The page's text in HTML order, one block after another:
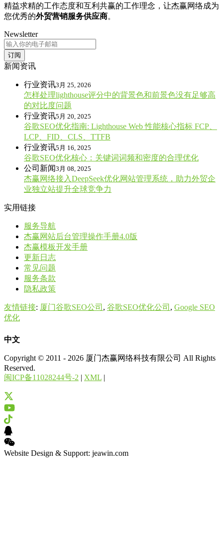
精益求精的工作态度和互利共赢的工作理念，让杰赢网络成为
您优秀的外贸营销服务供应商。
Newsletter
订阅
新闻资讯
行业资讯3月 25, 2026
怎样处理lighthouse评分中的背景色和前景色没有足够高
的对比度问题
行业资讯5月 20, 2025
谷歌SEO优化指南: Lighthouse Web 性能核心指标 FCP、
LCP、FID、CLS、TTFB
行业资讯5月 16, 2025
谷歌SEO优化核心：关键词词频和密度的合理优化
公司新闻3月 08, 2025
杰赢网络接入DeepSeek优化网站管理系统，助力外贸企
业独立站提升全球竞争力
实用链接
服务导航
杰赢网站后台管理操作手册4.0版
杰赢模板开发手册
更新日志
常见问题
服务条款
隐私政策
友情链接: 厦门谷歌SEO公司 , 谷歌SEO优化公司 , Google SEO
优化
中文
Copyright © 2011 - 2026 厦门杰赢网络科技有限公司 All Rights
Reserved.
闽ICP备11028244号-2 | XML |
Website Design & Support: jeawin.com